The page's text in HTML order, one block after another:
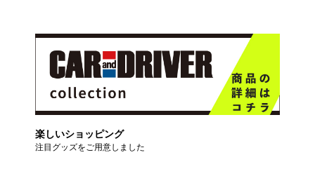
楽しいショッピング
注目グッズをご用意しました